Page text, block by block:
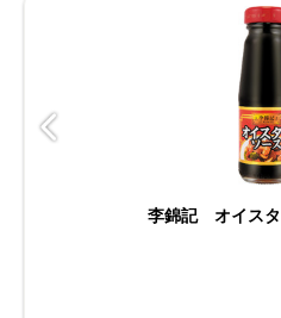
李錦記 オイス